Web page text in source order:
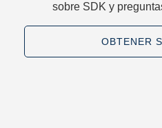
sobre SDK y
OBTENER